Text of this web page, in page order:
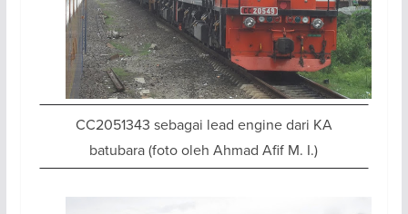
CC2051343 sebagai lead engine dari KA
batubara (foto oleh Ahmad Afif M. I.)